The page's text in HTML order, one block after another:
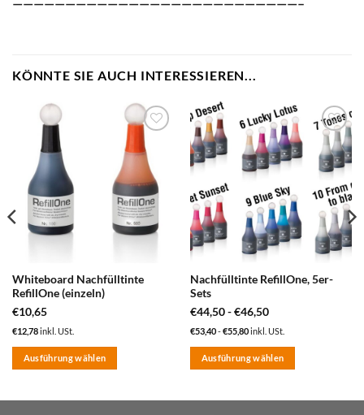
KÖNNTE SIE AUCH INTERESSIEREN...
zum
Merkzettel
hinzufügen
Whiteboard Nachfülltinte
RefillOne (einzeln)
€10,65
€12,78inkl. USt.
Ausführung wählen
zum
Merkzettel
hinzufügen
Nachfülltinte RefillOne, 5er-
Sets
€44,50-€46,50
€53,40-€55,80inkl. USt.
Ausführung wählen